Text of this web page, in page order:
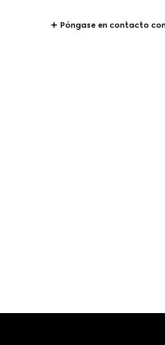
Póngase en contacto
Footer